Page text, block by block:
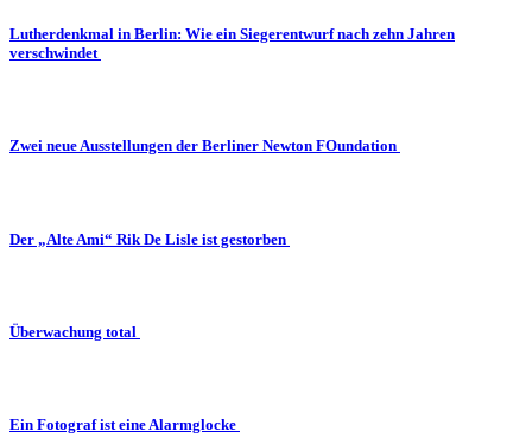
Lutherdenkmal in Berlin: Wie ein Siegerentwurf nach zehn Jahren
verschwindet
Zwei neue Ausstellungen der Berliner Newton FOundation
Der „Alte Ami“ Rik De Lisle ist gestorben
Überwachung total
Ein Fotograf ist eine Alarmglocke